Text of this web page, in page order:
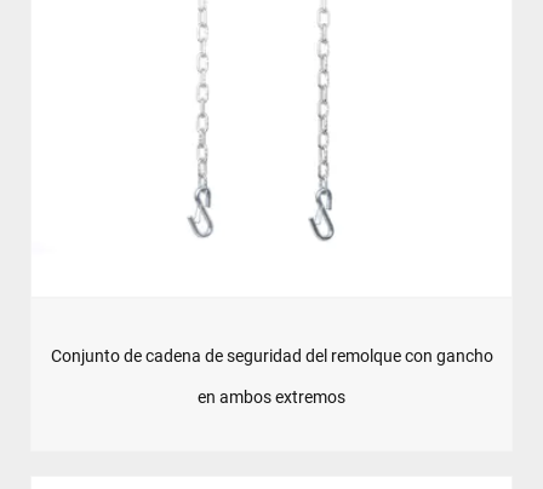
Conjunto de cadena de seguridad del remolque con gancho
en ambos extremos